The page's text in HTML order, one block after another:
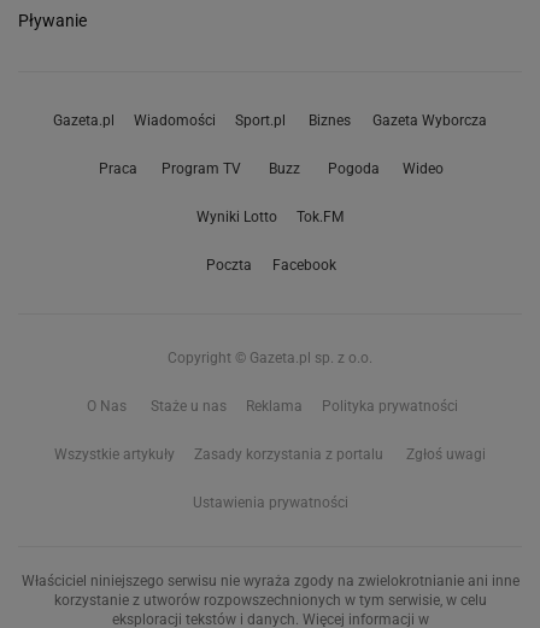
Pływanie
Gazeta.pl Wiadomości Sport.pl Biznes Gazeta Wyborcza
Praca Program TV Buzz Pogoda Wideo
Wyniki Lotto Tok.FM
Poczta Facebook
Copyright © Gazeta.pl sp. z o.o.
O Nas Staże u nas Reklama Polityka prywatności
Wszystkie artykuły Zasady korzystania z portalu Zgłoś uwagi
Ustawienia prywatności
Właściciel niniejszego serwisu nie wyraża zgody na zwielokrotnianie ani inne
korzystanie z utworów rozpowszechnionych w tym serwisie, w celu
eksploracji tekstów i danych. Więcej informacji w